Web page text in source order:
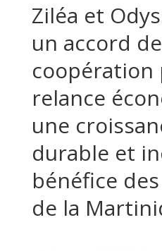
Ziléa et
un accord de
coopération
relance
une
durable et
bénéfice
de la